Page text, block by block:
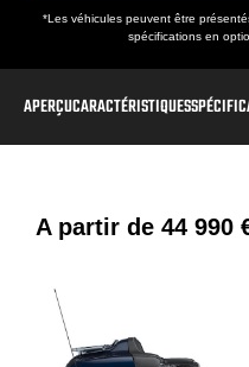
*Les véhicules peuvent être
spécifications en
APERÇUCARACTÉRISTIQUES
A partir de 44 990